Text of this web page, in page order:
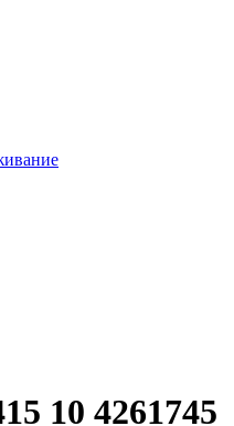
10 4261745